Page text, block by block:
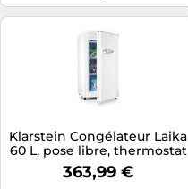
Klarstein Congélateur Laika
60 L, pose libre, thermostat
5 niveaux, -15 à -24°C, rétro
crème
363,99 €